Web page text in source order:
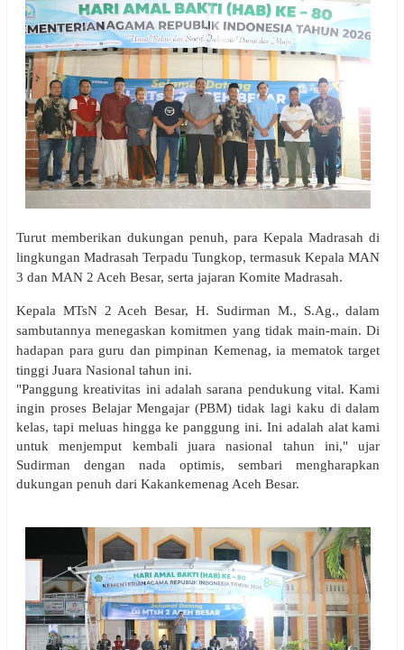
Turut memberikan dukungan penuh, para Kepala Madrasah di
lingkungan Madrasah Terpadu Tungkop, termasuk Kepala MAN
3 dan MAN 2 Aceh Besar, serta jajaran Komite Madrasah.
Kepala MTsN 2 Aceh Besar, H. Sudirman M., S.Ag., dalam
sambutannya menegaskan komitmen yang tidak main-main. Di
hadapan para guru dan pimpinan Kemenag, ia mematok target
tinggi Juara Nasional tahun ini.
"Panggung kreativitas ini adalah sarana pendukung vital. Kami
ingin proses Belajar Mengajar (PBM) tidak lagi kaku di dalam
kelas, tapi meluas hingga ke panggung ini. Ini adalah alat kami
untuk menjemput kembali juara nasional tahun ini," ujar
Sudirman dengan nada optimis, sembari mengharapkan
dukungan penuh dari Kakankemenag Aceh Besar.